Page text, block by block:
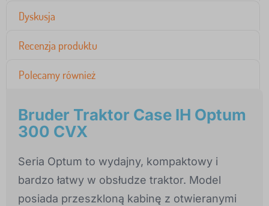
Dyskusja
Recenzja produktu
Polecamy również
Bruder Traktor Case IH Optum
300 CVX
Seria Optum to wydajny, kompaktowy i
bardzo łatwy w obsłudze traktor. Model
posiada przeszkloną kabinę z otwieranymi